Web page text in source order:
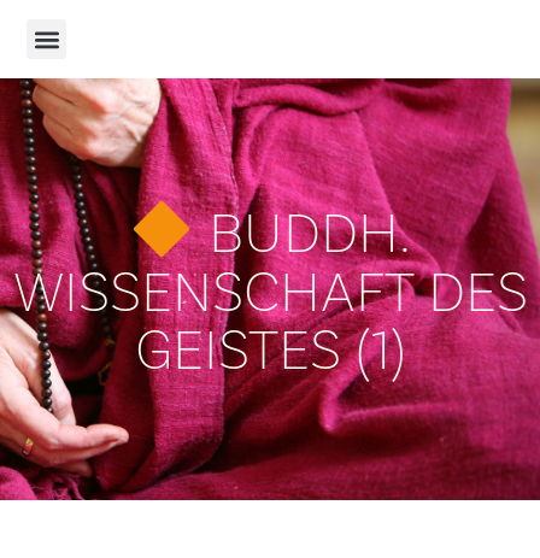
BUDDH.
WISSENSCHAFT DES
GEISTES (1)